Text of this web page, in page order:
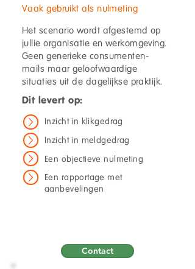
Vaak gebruikt als nulmeting
Het scenario wordt afgestemd op
jullie organisatie en werkomgeving.
Geen generieke consumenten-
mails maar geloofwaardige
situaties uit de dagelijkse praktijk.
Dit levert op:
Inzicht in klikgedrag
Inzicht in meldgedrag
Een objectieve nulmeting
Een rapportage met
aanbevelingen
Contact